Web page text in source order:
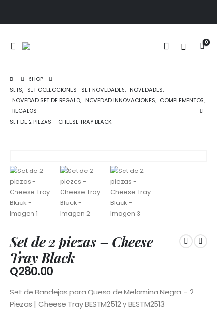
0
SHOP
SETS, SET COLECCIONES, SET NOVEDADES, NOVEDADES,
NOVEDAD SET DE REGALO, NOVEDAD INNOVACIONES, COMPLEMENTOS,
REGALOS
SET DE 2 PIEZAS – CHEESE TRAY BLACK
Set de 2 piezas – Cheese
Tray Black
Q280.00
Set de Bandejas para Queso de Melamina Negra – 2
Piezas | Cheese Tray BESTM2512 y BESTM2513